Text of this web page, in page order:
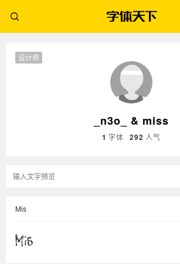
_n3o_ & miss
1 字体 292 人气
设计师
Mis